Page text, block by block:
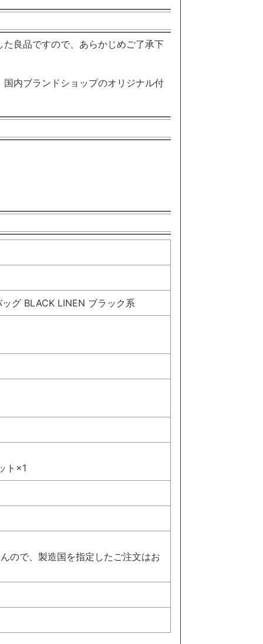
良品ですので、あらかじめご了承下
内ブランドショップのオリジナル付
グ BLACK LINEN ブラック系
ト×1
ので、製造国を指定したご注文はお